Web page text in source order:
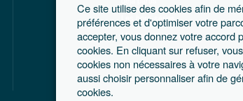
Les hors-séries
Mentions légales
Conditions
générales de
ventes
Ce site utilise des cookies afin de
préférences et d'optimiser votre
accepter, vous donnez votre accord
cookies. En cliquant sur refuser,
cookies non nécessaires à votre
aussi choisir personnaliser afin de
cookies.